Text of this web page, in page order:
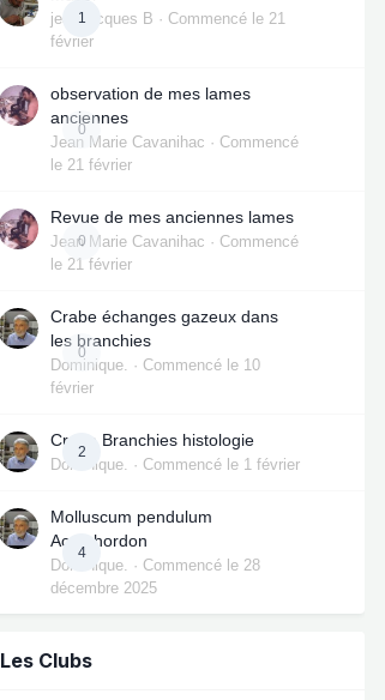
1
jean-jacques B · Commencé le 21
février
0
observation de mes lames
anciennes
Jean Marie Cavanihac · Commencé
le 21 février
0
Revue de mes anciennes lames
Jean Marie Cavanihac · Commencé
le 21 février
0
Crabe échanges gazeux dans
les branchies
Dominique. · Commencé le 10
février
2
Crabe Branchies histologie
Dominique. · Commencé le 1 février
4
Molluscum pendulum
Acrochordon
Dominique. · Commencé le 28
décembre 2025
Les Clubs